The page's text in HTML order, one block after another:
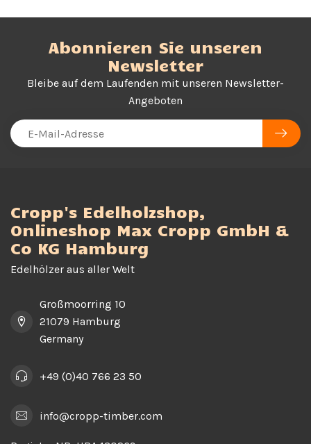
Abonnieren Sie unseren
Newsletter
Bleibe auf dem Laufenden mit unseren Newsletter-
Angeboten
Cropp's Edelholzshop,
Onlineshop Max Cropp GmbH &
Co KG Hamburg
Edelhölzer aus aller Welt
Großmoorring 10
21079 Hamburg
Germany
+49 (0)40 766 23 50
info@cropp-timber.com